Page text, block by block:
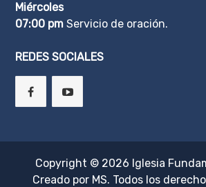
Miércoles
07:00 pm Servicio de oración.
REDES SOCIALES
Copyright © 2026 Iglesia
Creado por MS. Todos los